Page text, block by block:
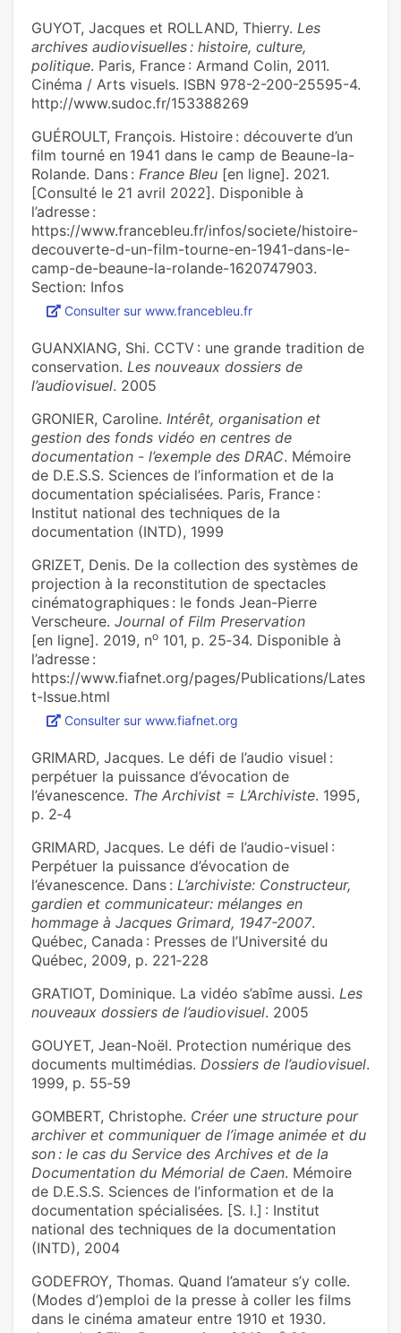
GUYOT, Jacques et ROLLAND, Thierry. Les
archives audiovisuelles : histoire, culture,
politique. Paris, France : Armand Colin, 2011.
Cinéma / Arts visuels. ISBN 978-2-200-25595-4.
http://www.sudoc.fr/153388269
GUÉROULT, François. Histoire : découverte d’un
film tourné en 1941 dans le camp de Beaune-la-
Rolande. Dans : France Bleu [en ligne]. 2021.
[Consulté le 21 avril 2022]. Disponible à
l’adresse :
https://www.francebleu.fr/infos/societe/histoire-
decouverte-d-un-film-tourne-en-1941-dans-le-
camp-de-beaune-la-rolande-1620747903.
Section: Infos
Consulter sur www.francebleu.fr
GUANXIANG, Shi. CCTV : une grande tradition de
conservation. Les nouveaux dossiers de
l’audiovisuel. 2005
GRONIER, Caroline. Intérêt, organisation et
gestion des fonds vidéo en centres de
documentation - l’exemple des DRAC. Mémoire
de D.E.S.S. Sciences de l’information et de la
documentation spécialisées. Paris, France :
Institut national des techniques de la
documentation (INTD), 1999
GRIZET, Denis. De la collection des systèmes de
projection à la reconstitution de spectacles
cinématographiques : le fonds Jean-Pierre
Verscheure. Journal of Film Preservation
[en ligne]. 2019, no 101, p. 25‑34. Disponible à
l’adresse :
https://www.fiafnet.org/pages/Publications/Lates
t-Issue.html
Consulter sur www.fiafnet.org
GRIMARD, Jacques. Le défi de l’audio visuel :
perpétuer la puissance d’évocation de
l’évanescence. The Archivist = L’Archiviste. 1995,
p. 2‑4
GRIMARD, Jacques. Le défi de l’audio-visuel :
Perpétuer la puissance d’évocation de
l’évanescence. Dans : L’archiviste: Constructeur,
gardien et communicateur: mélanges en
hommage à Jacques Grimard, 1947-2007.
Québec, Canada : Presses de l’Université du
Québec, 2009, p. 221‑228
GRATIOT, Dominique. La vidéo s’abîme aussi. Les
nouveaux dossiers de l’audiovisuel. 2005
GOUYET, Jean-Noël. Protection numérique des
documents multimédias. Dossiers de l’audiovisuel.
1999, p. 55‑59
GOMBERT, Christophe. Créer une structure pour
archiver et communiquer de l’image animée et du
son : le cas du Service des Archives et de la
Documentation du Mémorial de Caen. Mémoire
de D.E.S.S. Sciences de l’information et de la
documentation spécialisées. [S. l.] : Institut
national des techniques de la documentation
(INTD), 2004
GODEFROY, Thomas. Quand l’amateur s’y colle.
(Modes d’)emploi de la presse à coller les films
dans le cinéma amateur entre 1910 et 1930.